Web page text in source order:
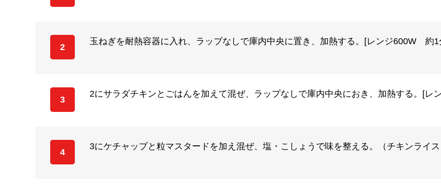
2
玉ねぎを耐熱容器に入れ、ラップなしで庫内中央に置き、加熱する。[レンジ600W 約1
3
2にサラダチキンとごはんを加えて混ぜ、ラップなしで庫内中央におき、加熱する。[
4
3にケチャップと粒マスタードを加え混ぜ、塩・こしょうで味を整える。（チキンライ